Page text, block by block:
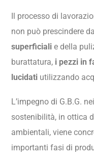
Il processo di
non può prescindere
superficiali e della
burattatura, i pezzi in
lucidati utilizzando
L’impegno di G.B.G.
sostenibilità, in ottica
ambientali, viene
importanti fasi di